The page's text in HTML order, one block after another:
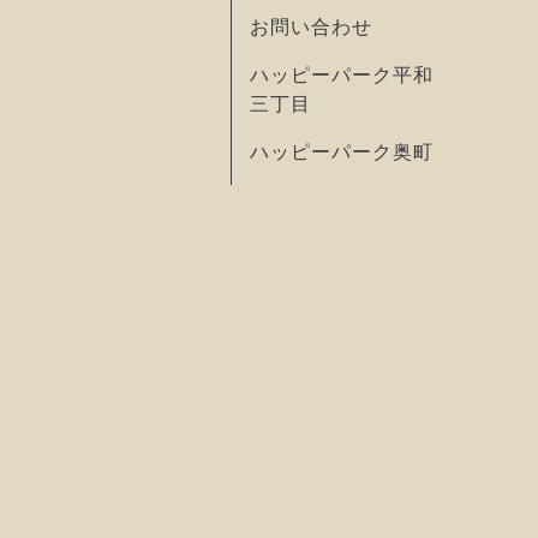
お問い合わせ
ハッピーパーク平和
三丁目
ハッピーパーク奥町